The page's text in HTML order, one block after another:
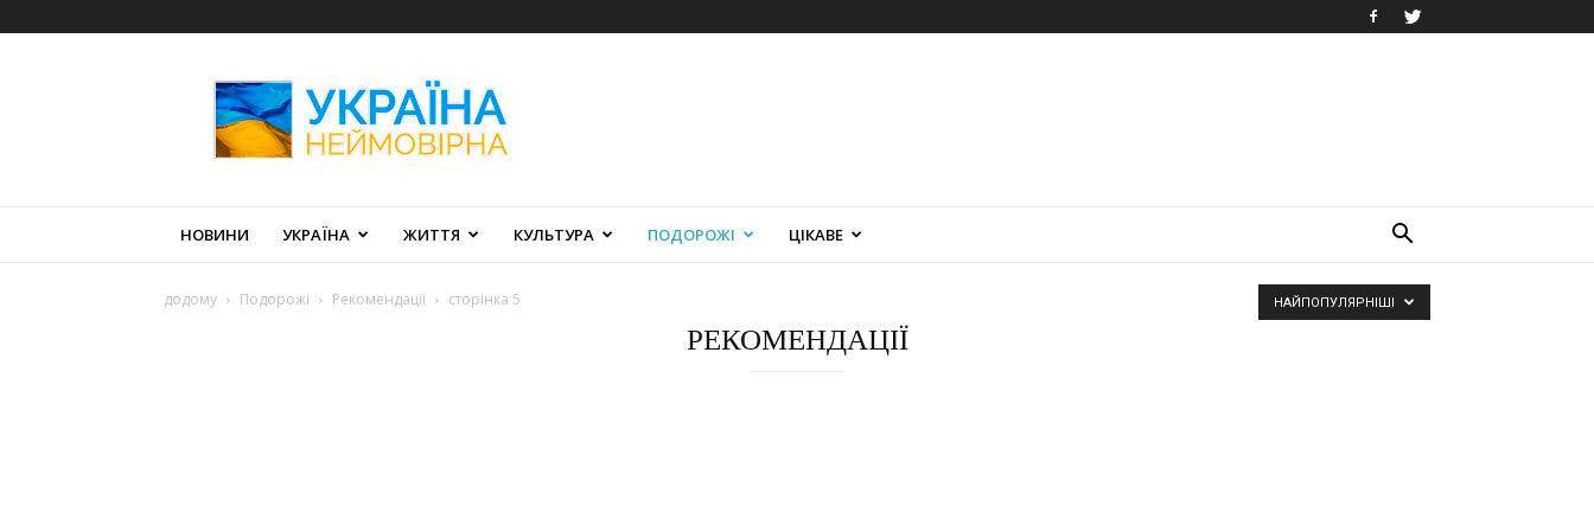
Неймовірна
НОВИНИ УКРАЇНА ЖИТТЯ КУЛЬТУРА ПОДОРОЖІ ЦІКАВЕ
додому Подорожі Рекомендації сторінка 5
РЕКОМЕНДАЦІЇ
НАЙПОПУЛЯРНІШІ